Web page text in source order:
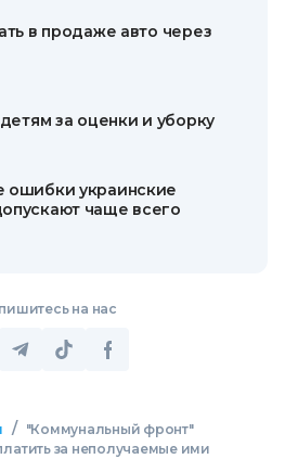
в продаже авто через
за оценки и уборку
ошибки украинские
чаще всего
на нас
/
"Коммунальный фронт"
за неполучаемые ими